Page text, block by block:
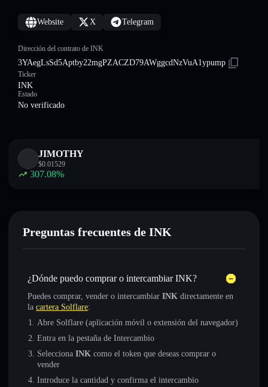
Website X Telegram
Dirección del contrato de INK
3YAegLsSd5Aptby22mgPZACZD79AWggcdNzVuA1ypump
Ticker
INK
Estado
No verificado
JIMOTHY
$0.01529
307.08%
Preguntas frecuentes de INK
¿Dónde puedo comprar o intercambiar INK?
Puedes comprar, vender o intercambiar INK directamente en
la cartera Solflare:
Abre Solflare (aplicación móvil o extensión del navegador)
Entra en la pestaña de Intercambio
Selecciona INK como el token que deseas comprar o
vender
Introduce la cantidad y confirma el intercambio